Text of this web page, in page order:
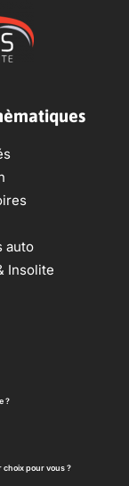
auto
Insolite
?
choix pour vous ?